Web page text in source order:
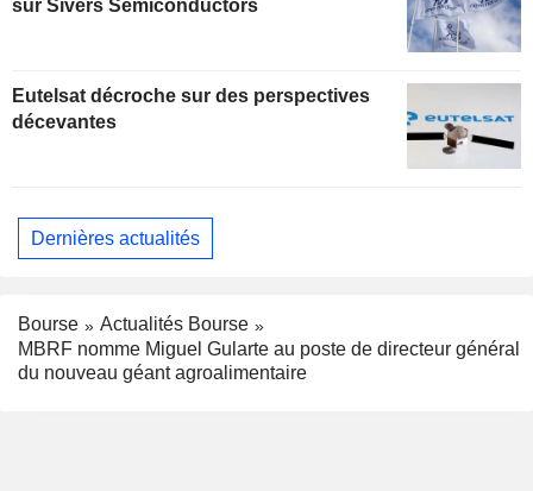
sur Sivers Semiconductors
Eutelsat décroche sur des perspectives
décevantes
Dernières actualités
Bourse
Actualités Bourse
MBRF nomme Miguel Gularte au poste de directeur général
du nouveau géant agroalimentaire